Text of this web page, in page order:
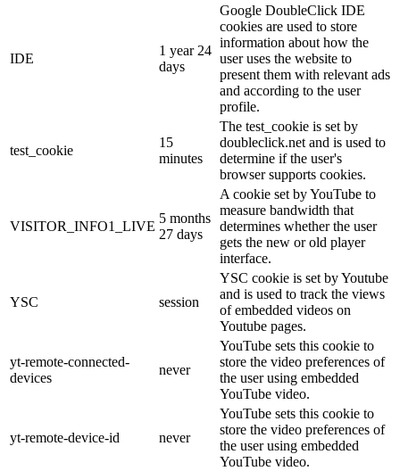
IDE
1 year 24
days
Google DoubleClick IDE
cookies are used to store
information about how the
user uses the website to
present them with relevant ads
and according to the user
profile.
test_cookie
15
minutes
The test_cookie is set by
doubleclick.net and is used to
determine if the user's
browser supports cookies.
VISITOR_INFO1_LIVE
5 months
27 days
A cookie set by YouTube to
measure bandwidth that
determines whether the user
gets the new or old player
interface.
YSC session
YSC cookie is set by Youtube
and is used to track the views
of embedded videos on
Youtube pages.
yt-remote-connected-
devices
never
YouTube sets this cookie to
store the video preferences of
the user using embedded
YouTube video.
yt-remote-device-id never
YouTube sets this cookie to
store the video preferences of
the user using embedded
YouTube video.